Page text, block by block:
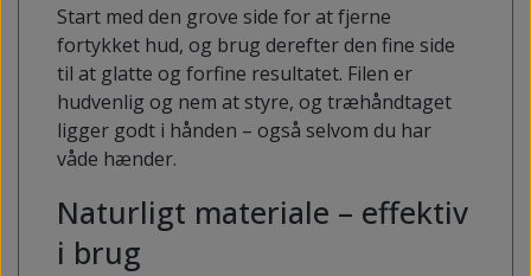
Start med den grove side for at fjerne
fortykket hud, og brug derefter den fine side
til at glatte og forfine resultatet. Filen er
hudvenlig og nem at styre, og træhåndtaget
ligger godt i hånden – også selvom du har
våde hænder.
Naturligt materiale – effektiv
i brug